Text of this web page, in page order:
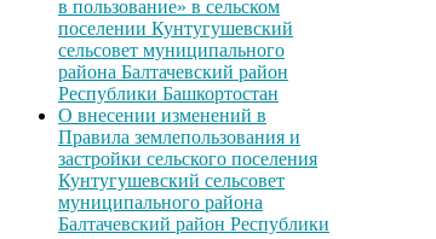
в пользование» в сельском
поселении Кунтугушевский
сельсовет муниципального
района Балтачевский район
Республики Башкортостан
О внесении изменений в
Правила землепользования и
застройки сельского поселения
Кунтугушевский сельсовет
муниципального района
Балтачевский район Республики